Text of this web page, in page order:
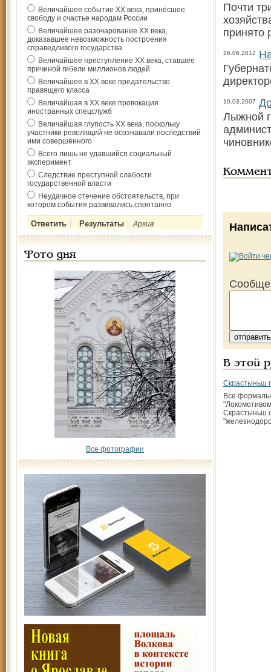
Величайшее событие ХХ века, принёсшее
свободу и счастье народам России
Величайшее разочарование ХХ века,
доказавшее невозможность построения
справедливого государства
Величайшее преступление ХХ века, ставшее
причиной гибели миллионов людей
Величайшее в ХХ веке предательство
правящего класса
Величайшая в ХХ веке провокация
иностранных спецслужб
Величайшая глупость ХХ века, поскольку
участники революций не осознавали последствий
ими совершённого
Всего лишь не удавшийся социальный
эксперимент
Следствие преступной слабости
государственной власти
Неудачное стечение обстоятельств, при
котором события развивались спонтанно
Архив
Фото дня
Все фотографии
Почти
принято
26.06.2012
10.03.2007
Лыжной
В этой
Скрастыньш
Все
Скрастыньш